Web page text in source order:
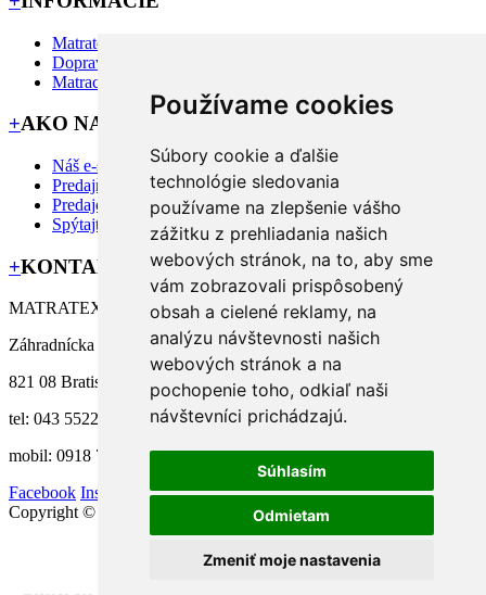
Používame cookies
Súbory cookie a ďalšie
technológie sledovania
používame na zlepšenie vášho
zážitku z prehliadania našich
webových stránok, na to, aby sme
vám zobrazovali prispôsobený
obsah a cielené reklamy, na
analýzu návštevnosti našich
webových stránok a na
pochopenie toho, odkiaľ naši
návštevníci prichádzajú.
Súhlasím
Odmietam
Zmeniť moje nastavenia
Matratex
Doprava priamo k Vám
Matrac na mieru?
+AKO NAKUPOVAŤ
Náš e-shop
Predajňa MATRATEX
Predajcovia
Spýtajte sa nás
+KONTAKT
MATRATEX manufacture s.r.o.
Záhradnícka 58/A,
821 08 Bratislava
tel: 043 5522 112
mobil: 0918 771 002
Facebook Instagram
Copyright © 2018 - Matratex